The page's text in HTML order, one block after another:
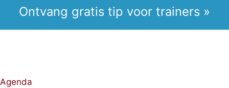
Ontvang gratis tip voor trainers »
Agenda